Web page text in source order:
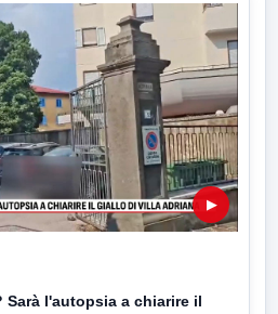
▶
Sarà l'autopsia a chiarire il